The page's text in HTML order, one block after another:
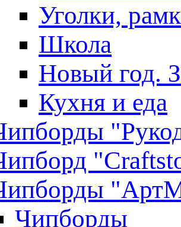
Уголки,
Школа
Новый год.
Кухня и еда
Чипборды